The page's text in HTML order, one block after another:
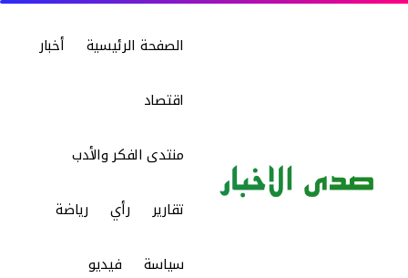
الصفحة الرئيسية أخبار
اقتصاد
منتدى الفكر والأدب
تقارير رأي رياضة
سياسة فيديو